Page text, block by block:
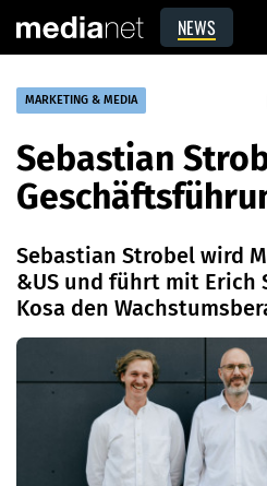
NEWS
MARKETING & MEDIA
Sebastian
Sebastian Strobel wird
&US und führt mit Erich
Kosa den